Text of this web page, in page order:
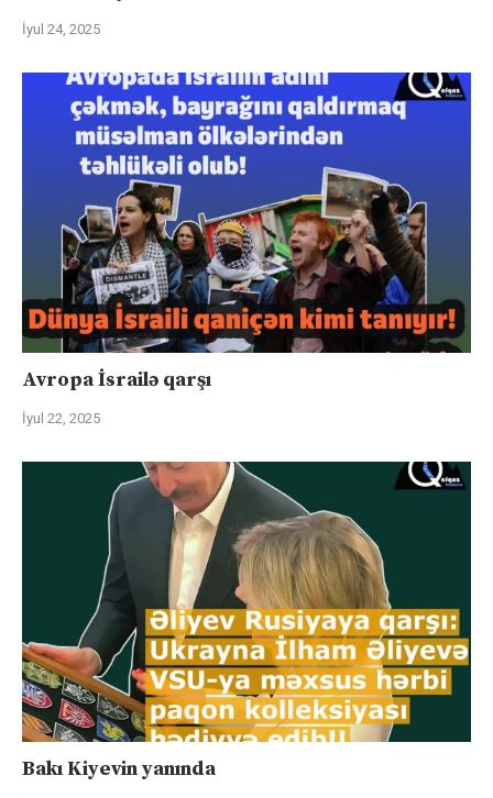
İyul 24, 2025
Avropa İsrailə qarşı
İyul 22, 2025
Bakı Kiyevin yanında